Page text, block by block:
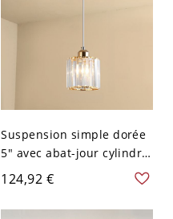
Suspension simple dorée
5" avec abat-jour cylindre
en verre nervuré et
fixation plafond métal
moderne pour îlot de
124,92 €